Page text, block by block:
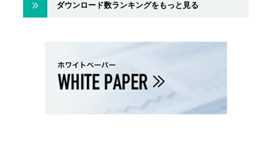
ダウンロード数ランキングをもっと見る